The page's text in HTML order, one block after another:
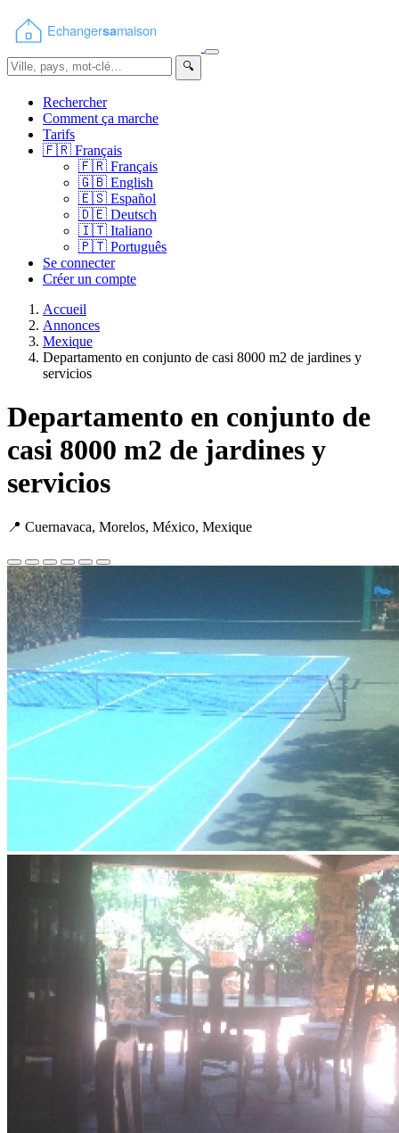
🔍
Rechercher
Comment ça marche
Tarifs
🇫🇷 Français
🇫🇷 Français
🇬🇧 English
🇪🇸 Español
🇩🇪 Deutsch
🇮🇹 Italiano
🇵🇹 Português
Se connecter
Créer un compte
Accueil
Annonces
Mexique
Departamento en conjunto de casi 8000 m2 de jardines y
servicios
Departamento en conjunto de
casi 8000 m2 de jardines y
servicios
📍 Cuernavaca, Morelos, México, Mexique